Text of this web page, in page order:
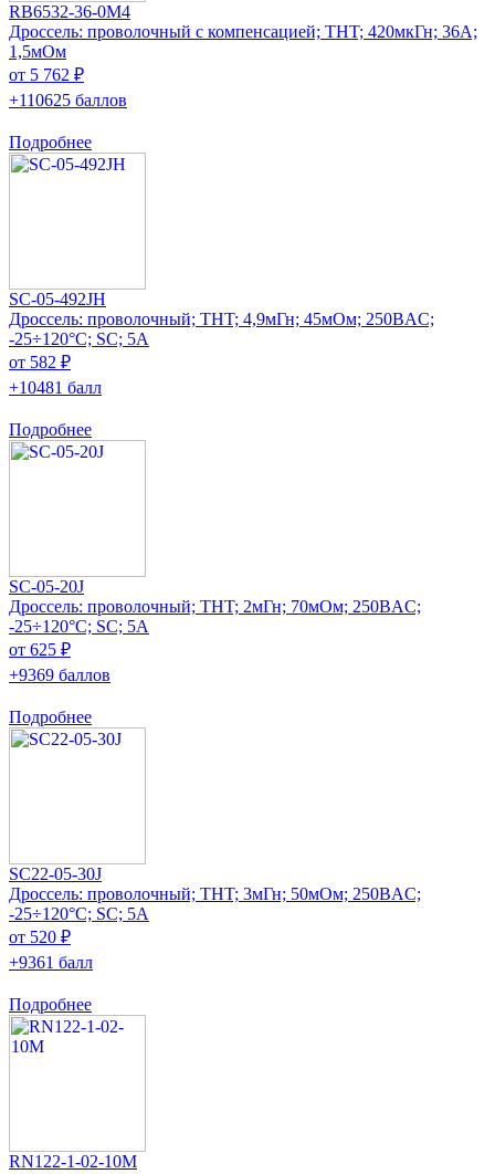
RB6532-36-0M4
Дроссель: проволочный с компенсацией; THT; 420мкГн; 36А;
1,5мОм
от 5 762 ₽
+110625 баллов
Подробнее
SC-05-492JH
Дроссель: проволочный; THT; 4,9мГн; 45мОм; 250ВAC;
-25÷120°C; SC; 5А
от 582 ₽
+10481 балл
Подробнее
SC-05-20J
Дроссель: проволочный; THT; 2мГн; 70мОм; 250ВAC;
-25÷120°C; SC; 5А
от 625 ₽
+9369 баллов
Подробнее
SC22-05-30J
Дроссель: проволочный; THT; 3мГн; 50мОм; 250ВAC;
-25÷120°C; SC; 5А
от 520 ₽
+9361 балл
Подробнее
RN122-1-02-10M